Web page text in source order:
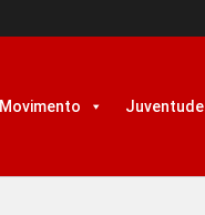
Movimento Juventude